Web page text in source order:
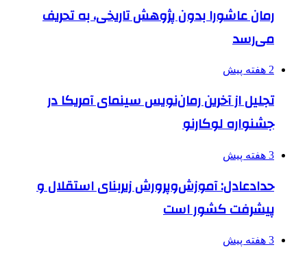
رمان عاشورا بدون پژوهش تاریخی، به تحریف
می‌رسد
2 هفته پیش
تجلیل از آخرین رمان‌نویس سینمای آمریکا در
جشنواره لوکارنو
3 هفته پیش
حدادعادل: آموزش‌وپرورش زیربنای استقلال و
پیشرفت کشور است
3 هفته پیش